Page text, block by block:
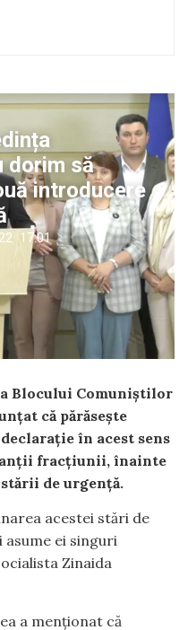
dorim să
introducere
17:01
Blocului Comuniștilor
că părăsește
în acest sens
fracțiunii, înainte
de urgență.
acestei stări de
asume ei singuri
Zinaida
a menționat că